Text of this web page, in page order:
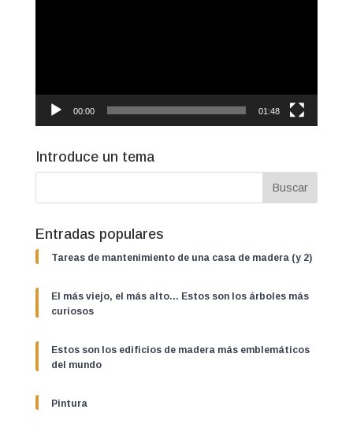
00:00 01:48
Introduce un tema
Entradas populares
Tareas de mantenimiento de una casa de madera (y 2)
El más viejo, el más alto… Estos son los árboles más
curiosos
Estos son los edificios de madera más emblemáticos
del mundo
Pintura